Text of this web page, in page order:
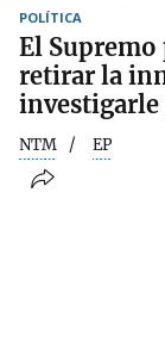
POLÍTICA
El
retirar la
investigarle
NTM EP